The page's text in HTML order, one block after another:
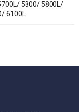
5800/ 5800L/
6100L